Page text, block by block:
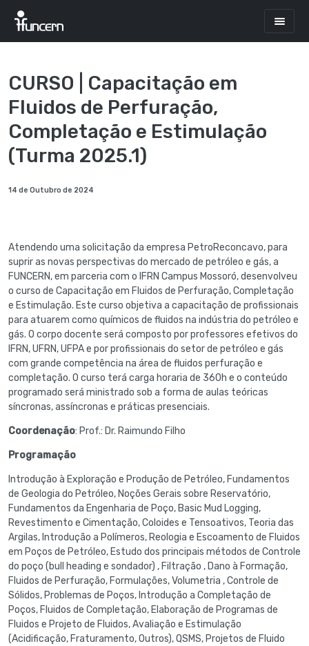
CURSO | Capacitação em
Fluidos de Perfuração,
Completação e Estimulação
(Turma 2025.1)
14 de Outubro de 2024
Atendendo uma solicitação da empresa PetroReconcavo, para
suprir as novas perspectivas do mercado de petróleo e gás, a
FUNCERN, em parceria com o IFRN Campus Mossoró, desenvolveu
o curso de Capacitação em Fluidos de Perfuração, Completação
e Estimulação. Este curso objetiva a capacitação de profissionais
para atuarem como químicos de fluidos na indústria do petróleo e
gás. O corpo docente será composto por professores efetivos do
IFRN, UFRN, UFPA e por profissionais do setor de petróleo e gás
com grande competência na área de fluidos perfuração e
completação. O curso terá carga horaria de 360h e o conteúdo
programado será ministrado sob a forma de aulas teóricas
síncronas, assíncronas e práticas presenciais.
Coordenação: Prof.: Dr. Raimundo Filho
Programação
Introdução à Exploração e Produção de Petróleo, Fundamentos
de Geologia do Petróleo, Noções Gerais sobre Reservatório,
Fundamentos da Engenharia de Poço, Basic Mud Logging,
Revestimento e Cimentação, Coloides e Tensoativos, Teoria das
Argilas, Introdução a Polímeros, Reologia e Escoamento de Fluidos
em Poços de Petróleo, Estudo dos principais métodos de Controle
do poço (bull heading e sondador) , Filtração , Dano à Formação,
Fluidos de Perfuração, Formulações, Volumetria , Controle de
Sólidos, Problemas de Poços, Introdução a Completação de
Poços, Fluidos de Completação, Elaboração de Programas de
Fluidos e Projeto de Fluidos, Avaliação e Estimulação
(Acidificação, Fraturamento, Outros), QSMS, Projetos de Fluido